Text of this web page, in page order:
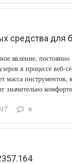
явление, постоянно
в процессе веб-
масса инструментов,
значительно
6